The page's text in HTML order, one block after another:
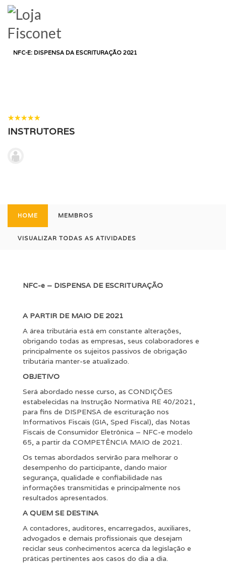
NFC-E: DISPENSA DA ESCRITURAÇÃO 2021
INSTRUTORES
HOME MEMBROS
VISUALIZAR TODAS AS ATIVIDADES
NFC-e – DISPENSA DE ESCRITURAÇÃO
A PARTIR DE MAIO DE 2021
A área tributária está em constante alterações,
obrigando todas as empresas, seus colaboradores e
principalmente os sujeitos passivos de obrigação
tributária manter-se atualizado.
OBJETIVO
Será abordado nesse curso, as CONDIÇÕES
estabelecidas na Instrução Normativa RE 40/2021,
para fins de DISPENSA de escrituração nos
Informativos Fiscais (GIA, Sped Fiscal), das Notas
Fiscais de Consumidor Eletrônica – NFC-e modelo
65, a partir da COMPETÊNCIA MAIO de 2021.
Os temas abordados servirão para melhorar o
desempenho do participante, dando maior
segurança, qualidade e confiabilidade nas
informações transmitidas e principalmente nos
resultados apresentados.
A QUEM SE DESTINA
A contadores, auditores, encarregados, auxiliares,
advogados e demais profissionais que desejam
reciclar seus conhecimentos acerca da legislação e
práticas pertinentes aos casos do dia a dia.